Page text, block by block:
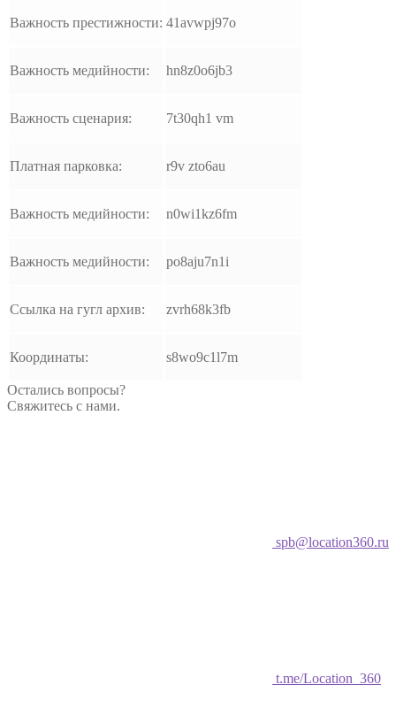
Важность престижности: 41avwpj97o
Важность медийности: hn8z0o6jb3
Важность сценария: 7t30qh1 vm
Платная парковка: r9v zto6au
Важность медийности: n0wi1kz6fm
Важность медийности: po8aju7n1i
Ссылка на гугл архив: zvrh68k3fb
Координаты: s8wo9c1l7m
Остались вопросы?
Свяжитесь с нами.
spb@location360.ru
t.me/Location_360